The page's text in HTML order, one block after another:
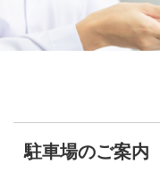
駐車場のご案内